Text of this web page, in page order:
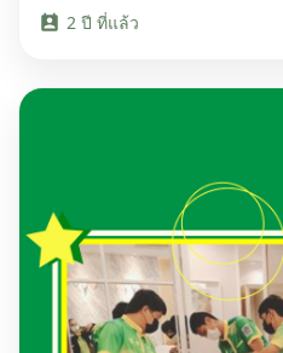
perm_contact_calendar 2 ปี ที่แล้ว